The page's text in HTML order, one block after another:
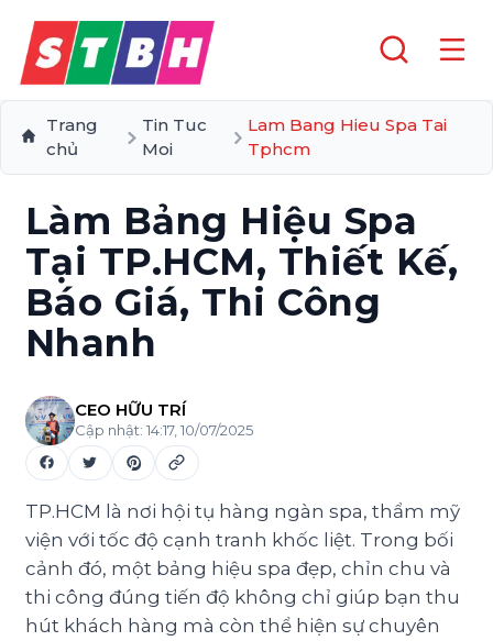
Trang
chủ
Tin Tuc
Moi
Lam Bang Hieu Spa Tai
Tphcm
Làm Bảng Hiệu Spa
Tại TP.HCM, Thiết Kế,
Báo Giá, Thi Công
Nhanh
CEO HỮU TRÍ
Cập nhật: 14:17, 10/07/2025
TP.HCM là nơi hội tụ hàng ngàn spa, thẩm mỹ
viện với tốc độ cạnh tranh khốc liệt. Trong bối
cảnh đó, một bảng hiệu spa đẹp, chỉn chu và
thi công đúng tiến độ không chỉ giúp bạn thu
hút khách hàng mà còn thể hiện sự chuyên